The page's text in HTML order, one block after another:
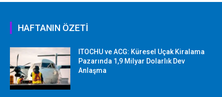
HAFTANIN ÖZETİ
ITOCHU ve ACG: Küresel Uçak Kiralama
Pazarında 1,9 Milyar Dolarlık Dev
Anlaşma